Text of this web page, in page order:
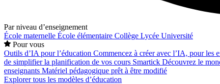
Par niveau d’enseignement
École maternelle École élémentaire Collège Lycée Université
Pour vous
Outils d’IA pour l’éducation Commencez à créer avec l’IA, pour les
de simplifier la planification de vos cours Smartick Découvrez le
enseignants Matériel pédagogique prêt à être modifié
Explorer tous les modèles d’éducation